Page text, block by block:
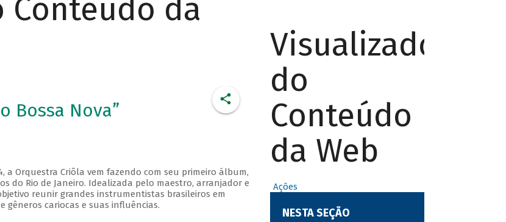
da
Bossa Nova”
a Orquestra Criôla vem fazendo com seu primeiro álbum,
do Rio de Janeiro. Idealizada pelo maestro, arranjador e
reunir grandes instrumentistas brasileiros em
cariocas e suas influências.
Visualizador
do
Conteúdo
da Web
Ações
NESTA SEÇÃO